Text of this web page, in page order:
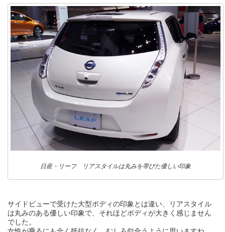
日産・リーフ リアスタイルは丸みを帯びた優しい印象
サイドビューで受けた大型ボディの印象とは違い、リアスタイル
は丸みのある優しい印象で、それほどボディが大きく感じません
でした。